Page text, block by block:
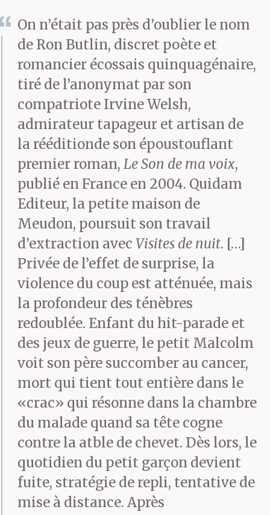
nouveau fermer les
yeux et entendre le
battement fort des ailes
des cygnes au-dessus de
lui. Fort et stable un
moment, puis de plus
en plus faible tandis
qu’ils passaient au loin,
traînant le silence
derrière eux.
Il n’allait jamais les voir
disparaître. Les arbres
non plus, ni la ligne de
collines basses ou la
rivière elle-même. Il ne
resta à la fin que le petit
yacht venu s’échouer
dans la paume de
sa main.
On n’était pas près d’oublier le nom
de Ron Butlin, discret poète et
romancier écossais quinquagénaire,
tiré de l’anonymat par son
compatriote Irvine Welsh,
admirateur tapageur et artisan de
la rééditionde son époustouflant
premier roman, Le Son de ma voix,
publié en France en 2004. Quidam
Editeur, la petite maison de
Meudon, poursuit son travail
d’extraction avec Visites de nuit. […]
Privée de l’effet de surprise, la
violence du coup est atténuée, mais
la profondeur des ténèbres
redoublée. Enfant du hit-parade et
des jeux de guerre, le petit Malcolm
voit son père succomber au cancer,
mort qui tient tout entière dans le
«crac» qui résonne dans la chambre
du malade quand sa tête cogne
contre la atble de chevet. Dès lors, le
quotidien du petit garçon devient
fuite, stratégie de repli, tentative de
mise à distance. Après